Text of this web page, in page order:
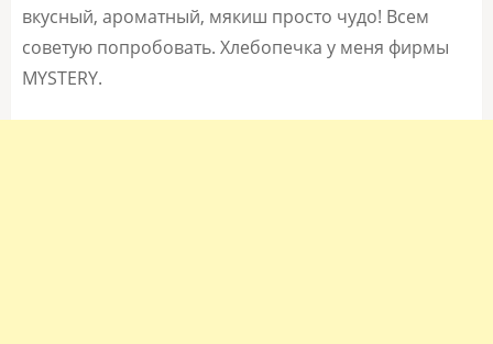
вкусный, ароматный, мякиш просто чудо! Всем
советую попробовать. Хлебопечка у меня фирмы
MYSTERY.